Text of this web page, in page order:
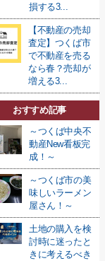
損する3...
【不動産の売却
査定】つくば市
で不動産を売る
なら春？売却が
増える3...
おすすめ記事
～つくば中央不
動産New看板完
成！～
～つくば市の美
味しいラーメン
屋さん！～
土地の購入を検
討時に迷ったと
きに考えるべき